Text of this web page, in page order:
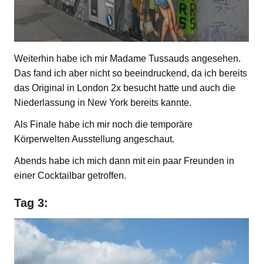
Weiterhin habe ich mir Madame Tussauds angesehen.
Das fand ich aber nicht so beeindruckend, da ich bereits
das Original in London 2x besucht hatte und auch die
Niederlassung in New York bereits kannte.
Als Finale habe ich mir noch die temporäre
Körperwelten Ausstellung angeschaut.
Abends habe ich mich dann mit ein paar Freunden in
einer Cocktailbar getroffen.
Tag 3: